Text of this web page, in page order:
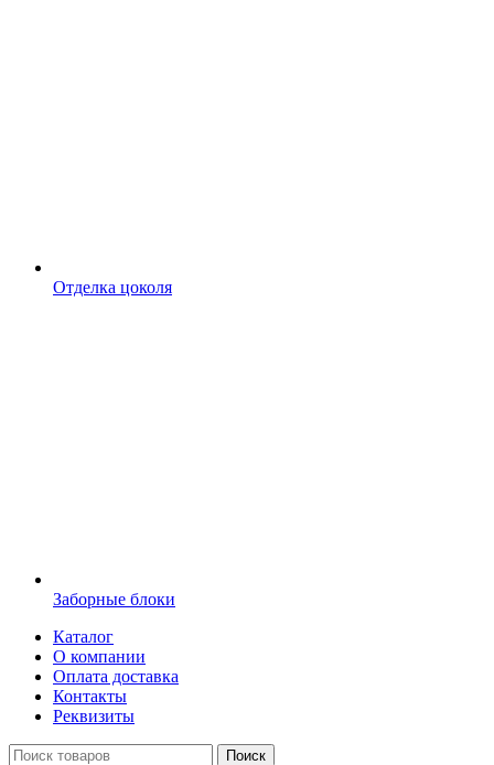
Отделка цоколя
Заборные блоки
Каталог
О компании
Оплата доставка
Контакты
Реквизиты
Поиск